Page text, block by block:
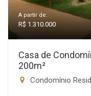
A partir de:
R$ 1.310.000
Casa de
200m²
Condomínio